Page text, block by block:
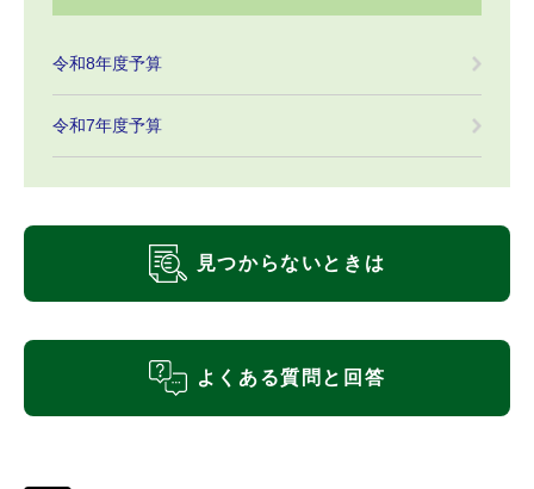
令和8年度予算
令和7年度予算
見つからないときは
よくある質問と回答